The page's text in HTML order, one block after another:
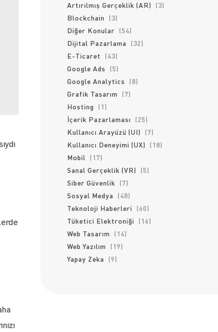
Artırılmış Gerçeklik (AR)
(3)
Blockchain
(3)
Diğer Konular (54)
Dijital Pazarlama
(32)
E-Ticaret
(43)
Google Ads
(5)
Google Analytics
(8)
Grafik Tasarım
(7)
Hosting
(1)
İçerik Pazarlaması
(25)
Kullanıcı Arayüzü (UI)
(7)
Kullanıcı Deneyimi (UX)
(18)
Mobil
(17)
Sanal Gerçeklik (VR)
(5)
Siber Güvenlik (7)
Sosyal Medya
(48)
Teknoloji Haberleri
(60)
Tüketici Elektroniği
(16)
Web Tasarım
(14)
Web Yazılım
(19)
Yapay Zeka
(9)